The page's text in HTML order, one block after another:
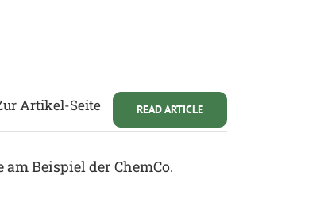
READ ARTICLE
Artikel-Seite
Beispiel der ChemCo.